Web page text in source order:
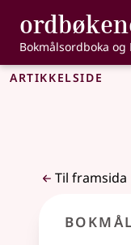
Gå til
Tilgjenge
Bokmålsordboka
Artikkelside
Til framsida